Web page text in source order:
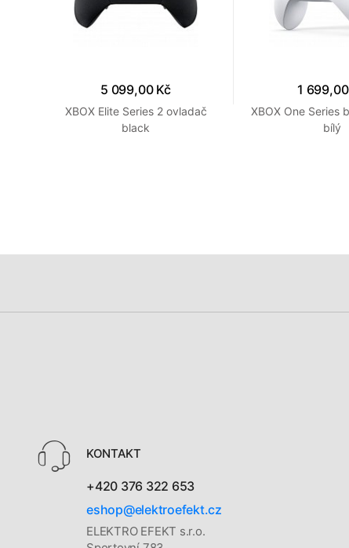
5 099,00 Kč
XBOX Elite Series 2 ovladač
black
1
XBOX One Series
bílý
KONTAKT
+420 376 322 653
eshop@elektroefekt.cz
ELEKTRO EFEKT s.r.o.